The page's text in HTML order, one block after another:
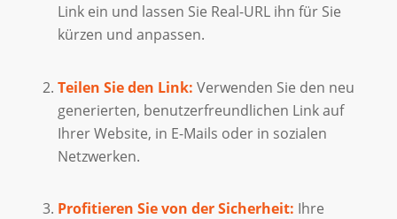
Link ein und lassen Sie Real-URL ihn für Sie
kürzen und anpassen.
Teilen Sie den Link: Verwenden Sie den neu
generierten, benutzerfreundlichen Link auf
Ihrer Website, in E-Mails oder in sozialen
Netzwerken.
Profitieren Sie von der Sicherheit: Ihre